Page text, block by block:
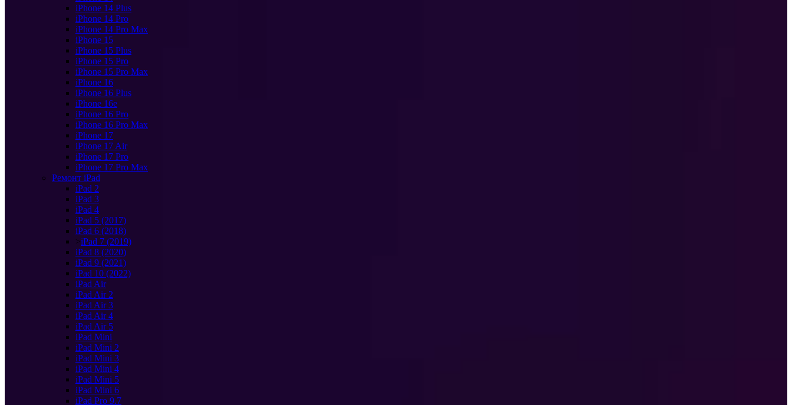
iPhone 14 Plus
iPhone 14 Pro
iPhone 14 Pro Max
iPhone 15
iPhone 15 Plus
iPhone 15 Pro
iPhone 15 Pro Max
iPhone 16
iPhone 16 Plus
iPhone 16e
iPhone 16 Pro
iPhone 16 Pro Max
iPhone 17
iPhone 17 Air
iPhone 17 Pro
iPhone 17 Pro Max
Ремонт iPad
iPad 2
iPad 3
iPad 4
iPad 5 (2017)
iPad 6 (2018)
>iPad 7 (2019)
iPad 8 (2020)
iPad 9 (2021)
iPad 10 (2022)
iPad Air
iPad Air 2
iPad Air 3
iPad Air 4
iPad Air 5
iPad Mini
iPad Mini 2
iPad Mini 3
iPad Mini 4
iPad Mini 5
iPad Mini 6
iPad Pro 9.7